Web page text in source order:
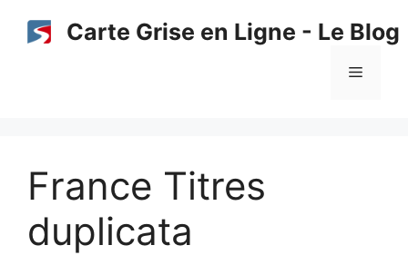
Carte Grise en Ligne - Le Blog
Menu
France Titres
duplicata